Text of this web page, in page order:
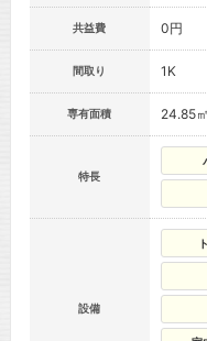
共益費 0円
間取り 1K
専有面積 24.85㎡
特長
設備